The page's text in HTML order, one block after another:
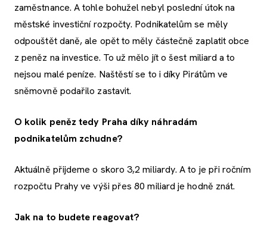
zaměstnance. A tohle bohužel nebyl poslední útok na
městské investiční rozpočty. Podnikatelům se měly
odpouštět daně, ale opět to měly částečně zaplatit obce
z peněz na investice. To už mělo jít o šest miliard a to
nejsou malé peníze. Naštěstí se to i díky Pirátům ve
sněmovně podařilo zastavit.
O kolik peněz tedy Praha díky náhradám
podnikatelům zchudne?
Aktuálně přijdeme o skoro 3,2 miliardy. A to je při ročním
rozpočtu Prahy ve výši přes 80 miliard je hodně znát.
Jak na to budete reagovat?